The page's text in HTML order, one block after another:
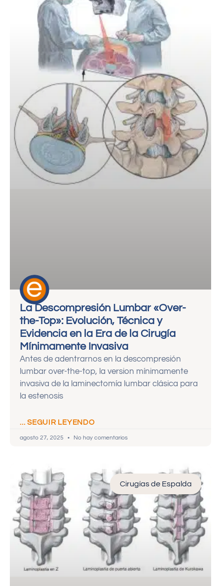
La Descompresión Lumbar «Over-
the-Top»: Evolución, Técnica y
Evidencia en la Era de la Cirugía
Mínimamente Invasiva
Antes de adentrarnos en la descompresión
lumbar over-the-top, la version mínimamente
invasiva de la laminectomía lumbar clásica para
la estenosis
... SEGUIR LEYENDO
agosto 27, 2025 No hay comentarios
Cirugías de Espalda